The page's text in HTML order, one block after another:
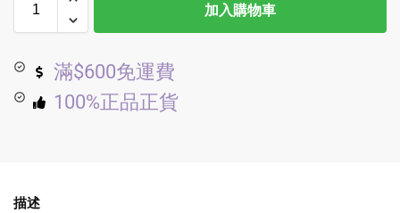
加入購物車
滿$600免運費
100%正品正貨
描述